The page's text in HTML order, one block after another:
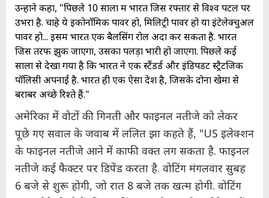
उन्होंने कहा, "पिछले 10 सालों में भारत जिस रफ्तार से विश्व पटल पर
उभरा है. चाहे ये इकोनॉमिक पावर हो, मिलिट्री पावर हो या इंटेलेक्चुअल
पावर हो... इसमें भारत एक बैलेंसिंग रोल अदा कर सकता है. भारत
जिस तरफ झुक जाएगा, उसका पलड़ा भारी हो जाएगा. पिछले कई
सालों से देखा गया है कि भारत ने एक स्टैंडर्ड और इंडिपेंडेंट स्ट्रैटजिक
पॉलिसी अपनाई है. भारत ही एक ऐसा देश है, जिसके दोनों खेमों से
बराबर अच्छे रिश्ते हैं."
अमेरिका में वोटों की गिनती और फाइनल नतीजे को लेकर
पूछे गए सवाल के जवाब में ललित झा कहते हैं, "US इलेक्शन
के फाइनल नतीजे आने में काफी वक्त लग सकता है. फाइनल
नतीजे कई फैक्टर पर डिपेंड करता है. वोटिंग मंगलवार सुबह
6 बजे से शुरू होगी, जो रात 8 बजे तक खत्म होगी. वोटिंग